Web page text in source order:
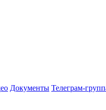
Документы Телеграм-